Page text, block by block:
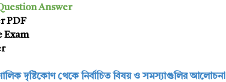
Answer
PDF
Exam
দৃষ্টিকোণ থেকে নির্বাচিত বিষয় ও সমস্য়াগুলির আলোচনা